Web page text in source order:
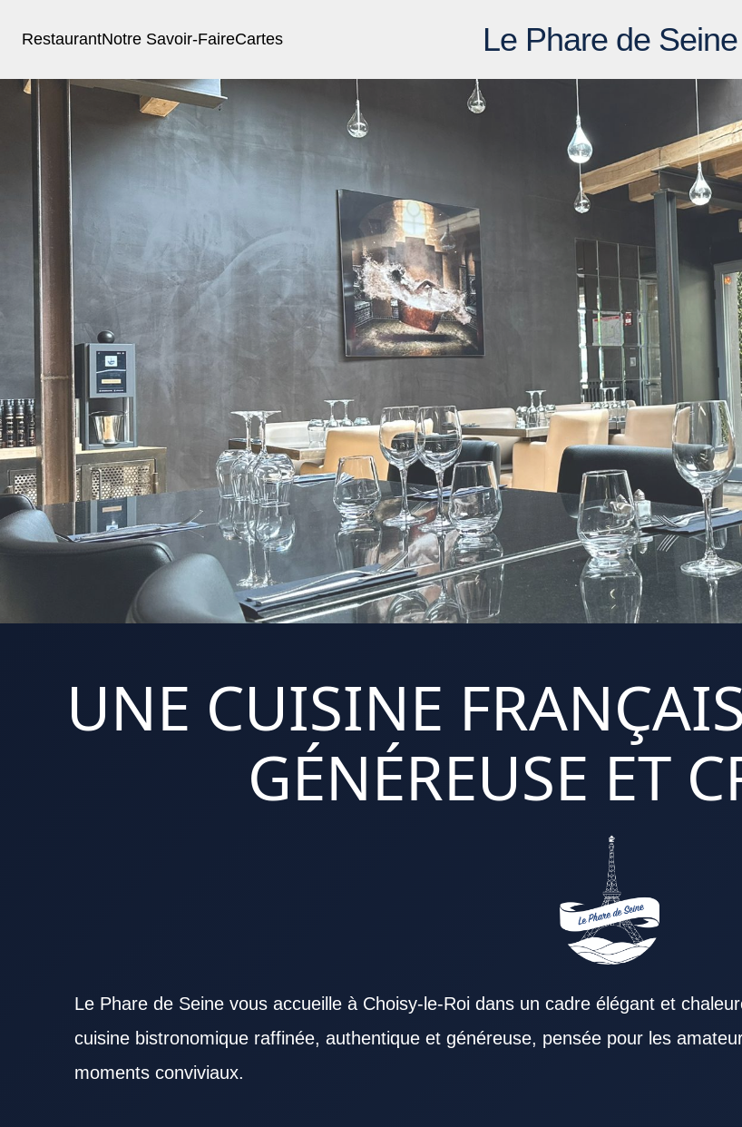
RestaurantNotre Savoir-FaireCartes Le Phare de Seine
UNE CUISINE
GÉNÉREUSE ET
Le Phare de Seine vous accueille à Choisy-le-Roi dans un cadre élégant et
cuisine bistronomique raffinée, authentique et généreuse, pensée pour les
moments conviviaux.